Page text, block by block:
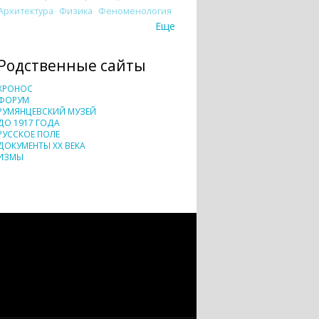
Физика Феноменология
Еще
сайты
МУЗЕЙ
1917 ГОДА
ПОЛЕ
XX ВЕКА